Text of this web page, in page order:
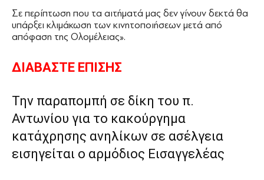
Σε περίπτωση που τα αιτήματά μας δεν γίνουν δεκτά θα
υπάρξει κλιμάκωση των κινητοποιήσεων μετά από
απόφαση της Ολομέλειας».
ΔΙΑΒΑΣΤΕ ΕΠΙΣΗΣ
Την παραπομπή σε δίκη του π.
Αντωνίου για το κακούργημα
κατάχρησης ανηλίκων σε ασέλγεια
εισηγείται ο αρμόδιος Εισαγγελέας